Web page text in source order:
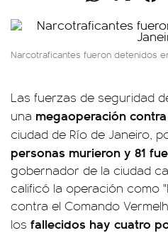
Narcotraficantes fueron detenidos
Las fuerzas de seguridad
una megaoperación
ciudad de Río de Janeiro,
personas murieron y 81
gobernador de la ciudad
calificó la operación como
contra el Comando
los fallecidos hay cuatro